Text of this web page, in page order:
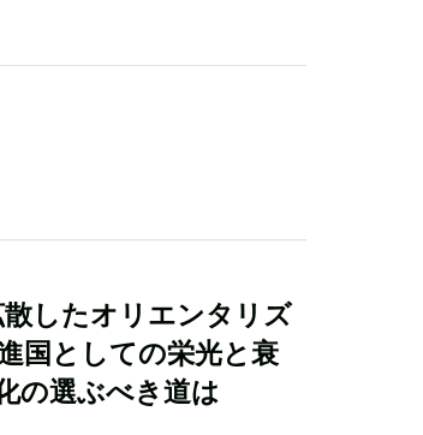
したオリエンタリズ
国としての栄光と衰
の選ぶべき道は